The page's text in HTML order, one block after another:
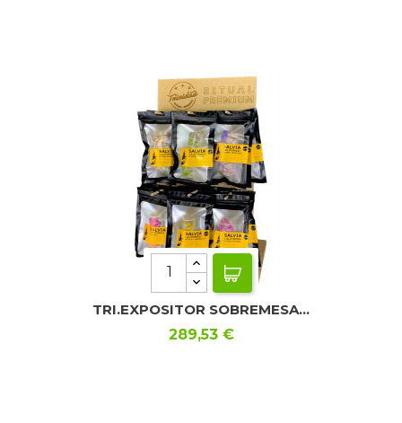
TRI.EXPOSITOR SOBREMESA...
Precio
289,53 €